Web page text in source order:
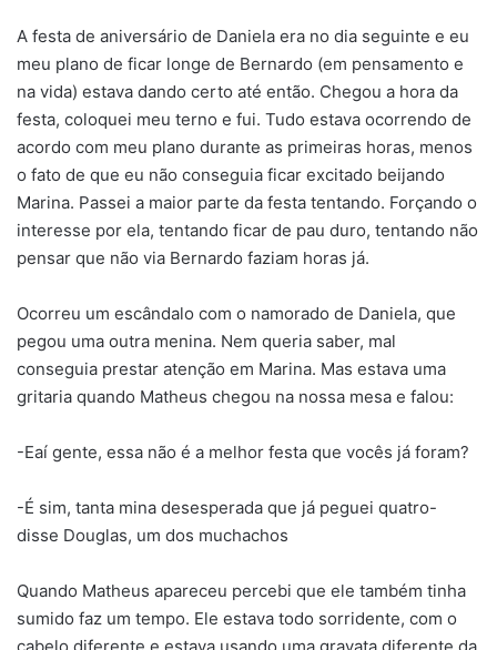
A festa de aniversário de Daniela era no dia seguinte e eu
meu plano de ficar longe de Bernardo (em pensamento e
na vida) estava dando certo até então. Chegou a hora da
festa, coloquei meu terno e fui. Tudo estava ocorrendo de
acordo com meu plano durante as primeiras horas, menos
o fato de que eu não conseguia ficar excitado beijando
Marina. Passei a maior parte da festa tentando. Forçando o
interesse por ela, tentando ficar de pau duro, tentando não
pensar que não via Bernardo faziam horas já.
Ocorreu um escândalo com o namorado de Daniela, que
pegou uma outra menina. Nem queria saber, mal
conseguia prestar atenção em Marina. Mas estava uma
gritaria quando Matheus chegou na nossa mesa e falou:
-Eaí gente, essa não é a melhor festa que vocês já foram?
-É sim, tanta mina desesperada que já peguei quatro-
disse Douglas, um dos muchachos
Quando Matheus apareceu percebi que ele também tinha
sumido faz um tempo. Ele estava todo sorridente, com o